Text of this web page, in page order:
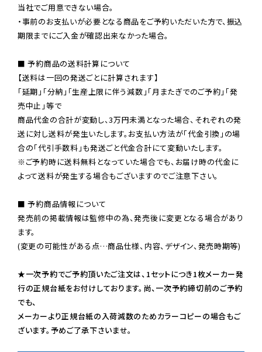
当社でご用意できない場合。
・事前のお支払いが必要となる商品をご予約いただいた方で、振込
期限までにご入金が確認出来なかった場合。
■ 予約商品の送料計算について
【送料は一回の発送ごとに計算されます】
「延期」「分納」「生産上限に伴う減数」「月またぎでのご予約」「発
売中止」等で
商品代金の合計が変動し、3万円未満となった場合、それぞれの発
送に対し送料が発生いたします。お支払い方法が「代金引換」の場
※ご予約時に送料無料となっていた場合でも、お届け時の代金に
よって送料が発生する場合もございますのでご注意下さい。
■ 予約商品情報について
発売前の掲載情報は監修中の為、発売後に変更となる場合があり
ます。
(変更の可能性がある点…商品仕様、内容、デザイン、発売時期等)
★一次予約でご予約頂いたご注文は、1セットにつき1枚メーカー発
行の正規台紙をお付けしております。尚、一次予約締切前のご予約
でも、
メーカーより正規台紙の入荷減数のためカラーコピーの場合もご
ざいます。予めご了承下さいませ。